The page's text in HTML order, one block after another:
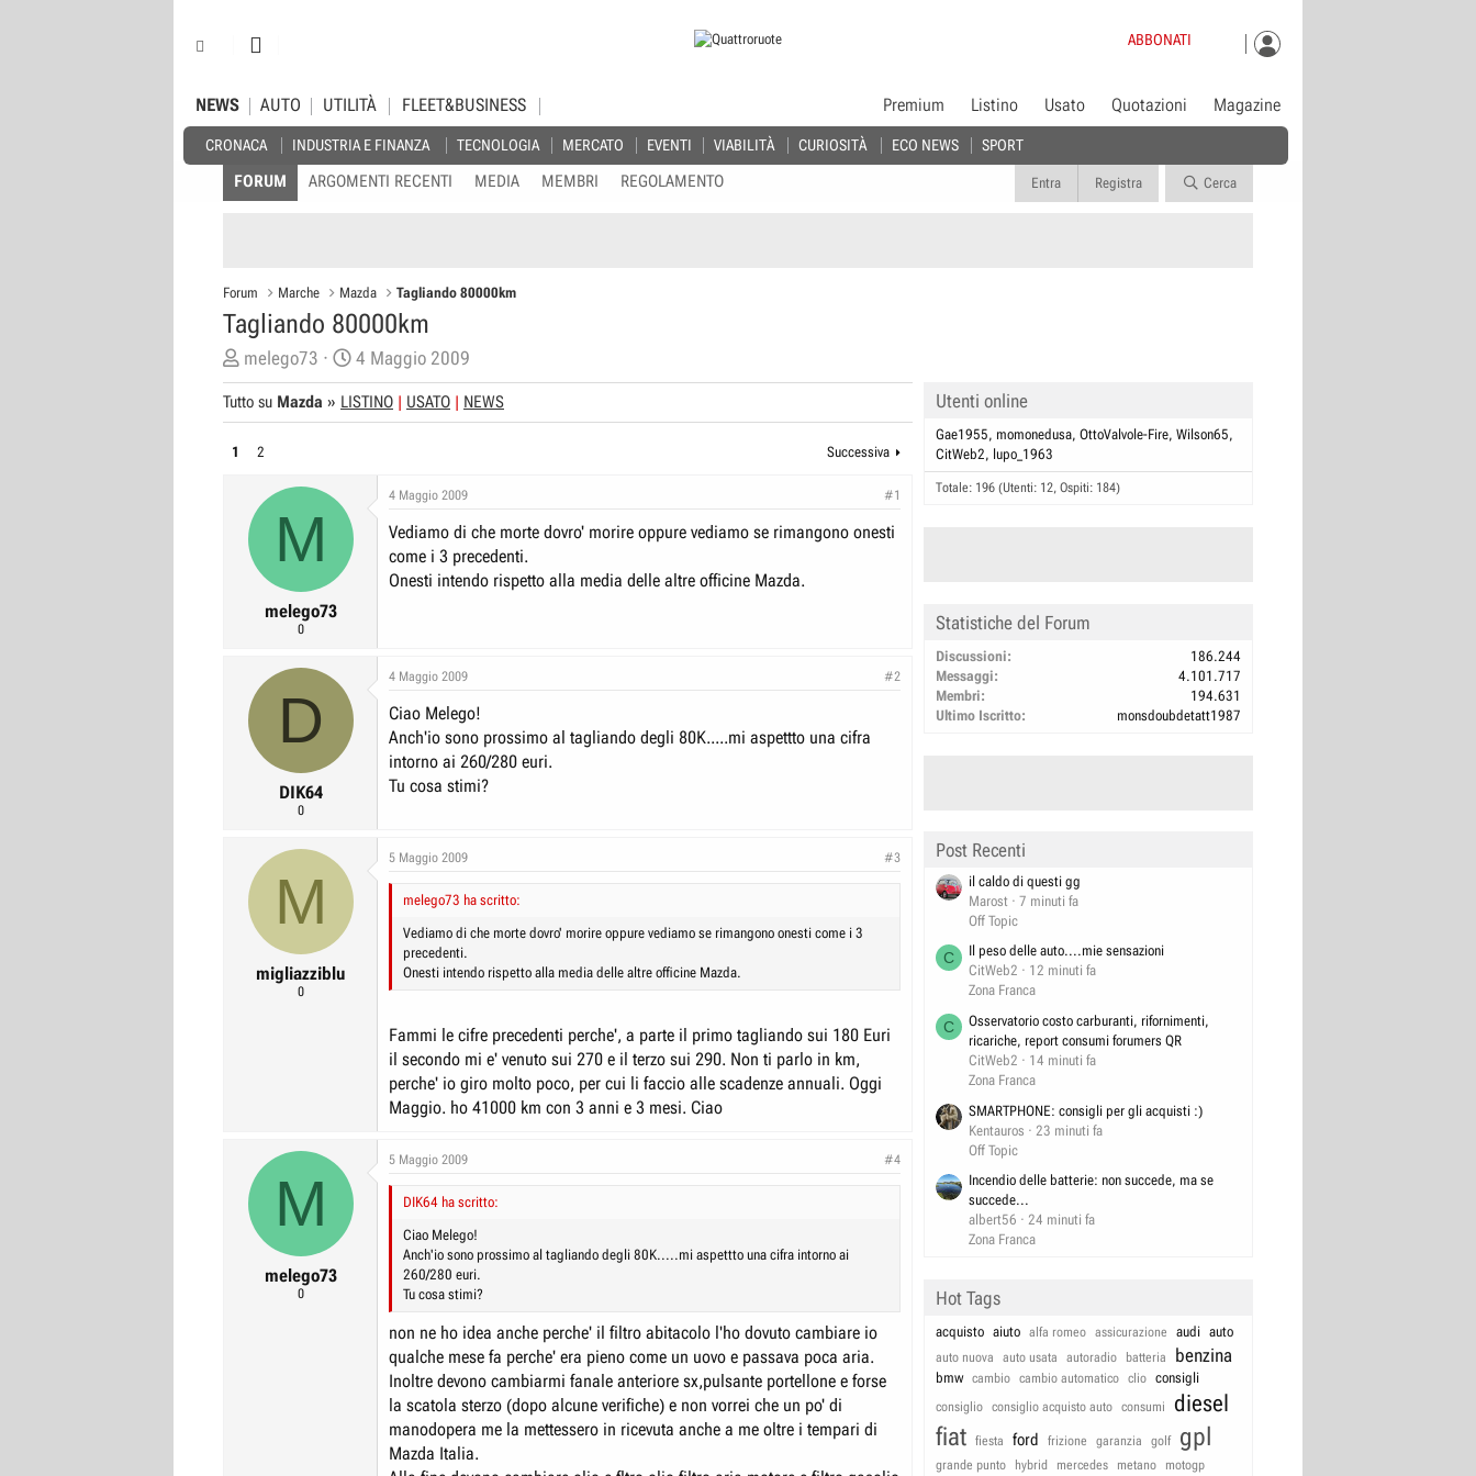
ABBONATI
NEWS
CRONACA INDUSTRIA E FINANZA TECNOLOGIA MERCATO EVENTI VIABILITÀ CURIOSITÀ ECO NEWS SPORT
AUTO UTILITÀ FLEET&BUSINESS Premium Listino Usato Quotazioni Magazine
FORUM ARGOMENTI RECENTI MEDIA MEMBRI REGOLAMENTO Entra Registra Cerca
Forum Marche Mazda Tagliando 80000km
Tagliando 80000km
C
r
e
e
D
s
melego73
D
a
t
4 Maggio 2009
Tutto su Mazda » LISTINO USATO NEWS
1 2 Successiva
M
melego73
0
4 Maggio 2009 #1
Vediamo di che morte dovro' morire oppure vediamo se rimangono onesti
come i 3 precedenti.
Onesti intendo rispetto alla media delle altre officine Mazda.
D
DIK64
0
4 Maggio 2009 #2
Ciao Melego!
Anch'io sono prossimo al tagliando degli 80K.....mi aspettto una cifra
intorno ai 260/280 euri.
Tu cosa stimi?
M
migliazziblu
0
5 Maggio 2009 #3
melego73 ha scritto:
Vediamo di che morte dovro' morire oppure vediamo se rimangono onesti come i 3
precedenti.
Onesti intendo rispetto alla media delle altre officine Mazda.
Fammi le cifre precedenti perche', a parte il primo tagliando sui 180 Euri
il secondo mi e' venuto sui 270 e il terzo sui 290. Non ti parlo in km,
perche' io giro molto poco, per cui li faccio alle scadenze annuali. Oggi
Maggio. ho 41000 km con 3 anni e 3 mesi. Ciao
M
melego73
0
5 Maggio 2009 #4
DIK64 ha scritto:
Ciao Melego!
Anch'io sono prossimo al tagliando degli 80K.....mi aspettto una cifra intorno ai
260/280 euri.
Tu cosa stimi?
non ne ho idea anche perche' il filtro abitacolo l'ho dovuto cambiare io
qualche mese fa perche' era pieno come un uovo e passava poca aria.
Inoltre devono cambiarmi fanale anteriore sx,pulsante portellone e forse
la scatola sterzo (dopo alcune verifiche) e non vorrei che un po' di
manodopera me la mettessero in ricevuta anche a me oltre i tempari di
Mazda Italia.
Utenti online
Gae1955 momonedusa OttoValvole-Fire Wilson65
CitWeb2 lupo_1963
Totale: 196 (Utenti: 12, Ospiti: 184)
Statistiche del Forum
Discussioni
186.244
Messaggi
4.101.717
Membri
194.631
Ultimo Iscritto
monsdoubdetatt1987
Post Recenti
il caldo di questi gg
Marost
7 minuti fa
Off Topic
C
Il peso delle auto....mie sensazioni
CitWeb2
12 minuti fa
Zona Franca
C
Osservatorio costo carburanti, rifornimenti,
ricariche, report consumi forumers QR
CitWeb2
14 minuti fa
Zona Franca
SMARTPHONE: consigli per gli acquisti :)
Kentauros
23 minuti fa
Off Topic
Incendio delle batterie: non succede, ma se
succede...
albert56
24 minuti fa
Zona Franca
Hot Tags
acquisto aiuto alfa romeo assicurazione audi auto
auto nuova auto usata autoradio batteria benzina
bmw cambio cambio automatico clio consigli
consiglio consiglio acquisto auto consumi diesel
fiat fiesta ford frizione garanzia golf gpl
grande punto hybrid mercedes metano motogp